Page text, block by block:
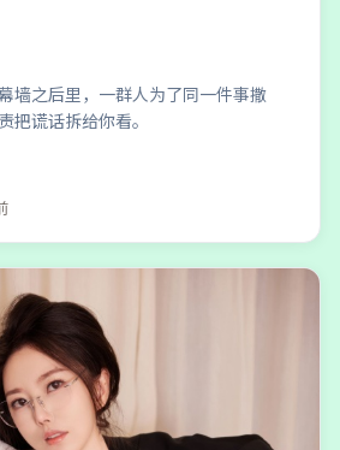
墙之后里，一群人为了同一件事撒
把谎话拆给你看。